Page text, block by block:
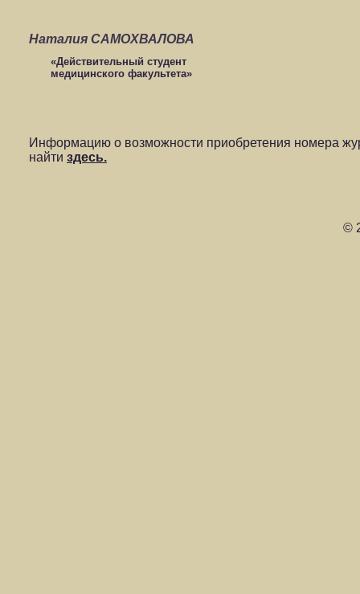
Наталия САМОХВАЛОВА
«Действительный студент
медицинского факультета»
Информацию о возможности приобретения номера
найти здесь.
©